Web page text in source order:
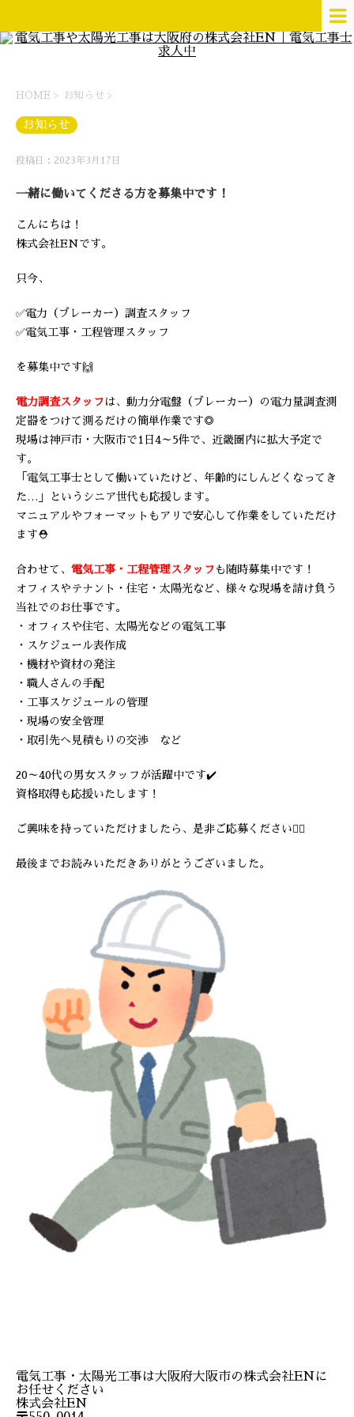
HOME > お知らせ >
お知らせ
投稿日：2023年3月17日
一緒に働いてくださる方を募集中です！
こんにちは！
株式会社ENです。
只今、
✅電力（ブレーカー）調査スタッフ
✅電気工事・工程管理スタッフ
を募集中です🙌
電力調査スタッフ は、動力分電盤（ブレーカー）の電力量調査測
定器をつけて測るだけの簡単作業です◎
現場は神戸市・大阪市で1日4～5件で、近畿圏内に拡大予定で
す。
「電気工事士として働いていたけど、年齢的にしんどくなってき
た…」というシニア世代も応援します。
マニュアルやフォーマットもアリで安心して作業をしていただけ
ます⛑️
合わせて、 電気工事・工程管理スタッフ も随時募集中です！
オフィスやテナント・住宅・太陽光など、様々な現場を請け負う
当社でのお仕事です。
・オフィスや住宅、太陽光などの電気工事
・スケジュール表作成
・機材や資材の発注
・職人さんの手配
・工事スケジュールの管理
・現場の安全管理
・取引先へ見積もりの交渉 など
20～40代の男女スタッフが活躍中です✔️
資格取得も応援いたします！
ご興味を持っていただけましたら、是非ご応募ください🙇‍♂️
最後までお読みいただきありがとうございました。
電気工事・太陽光工事は大阪府大阪市の株式会社ENに
お任せください
株式会社EN